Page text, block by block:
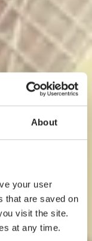
About
your user
that are saved on
visit the site.
at any time.